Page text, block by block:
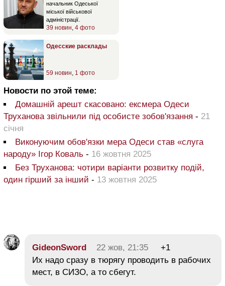
начальник Одеської
міської військової
адміністрації.
39 новин, 4 фото
Одесские расклады
59 новин, 1 фото
Новости по этой теме:
Домашній арешт скасовано: ексмера Одеси
Труханова звільнили під особисте зобов'язання - 21
січня
Виконуючим обов'язки мера Одеси став «слуга
народу» Ігор Коваль - 16 жовтня 2025
Без Труханова: чотири варіанти розвитку подій,
один гірший за інший - 13 жовтня 2025
GideonSword 22 жов, 21:35
+1
Их надо сразу в тюрягу проводить в рабочих
мест, в СИЗО, а то сбегут.